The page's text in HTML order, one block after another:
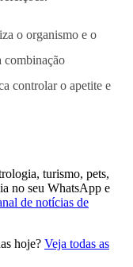
o organismo e o
combinação
controlar o apetite e
turismo, pets,
no seu WhatsApp e
de notícias de
hoje? Veja todas as